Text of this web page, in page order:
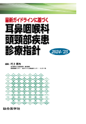
野育子）
，大須賀穣）